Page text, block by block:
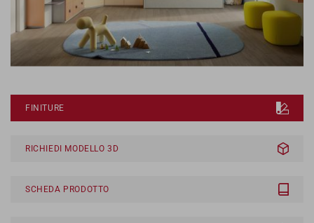
FINITURE
RICHIEDI MODELLO 3D
SCHEDA PRODOTTO